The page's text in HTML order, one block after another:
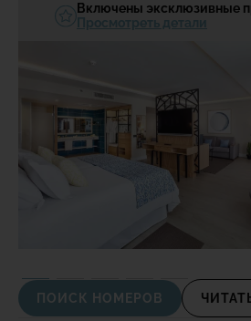
Включены эксклюзивные
Просмотреть детали
ПОИСК НОМЕРОВ